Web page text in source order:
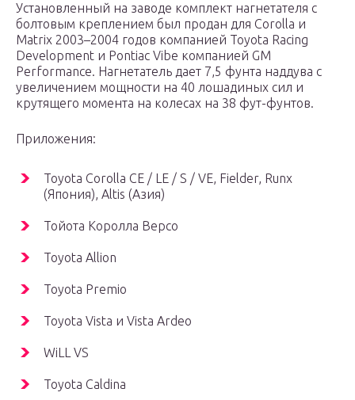
Установленный на заводе комплект нагнетателя с
болтовым креплением был продан для Corolla и
Matrix 2003–2004 годов компанией Toyota Racing
Development и Pontiac Vibe компанией GM
Performance. Нагнетатель дает 7,5 фунта наддува с
увеличением мощности на 40 лошадиных сил и
крутящего момента на колесах на 38 фут-фунтов.
Приложения:
Toyota Corolla CE / LE / S / VE, Fielder, Runx
(Япония), Altis (Азия)
Тойота Королла Версо
Toyota Allion
Toyota Premio
Toyota Vista и Vista Ardeo
WiLL VS
Toyota Caldina